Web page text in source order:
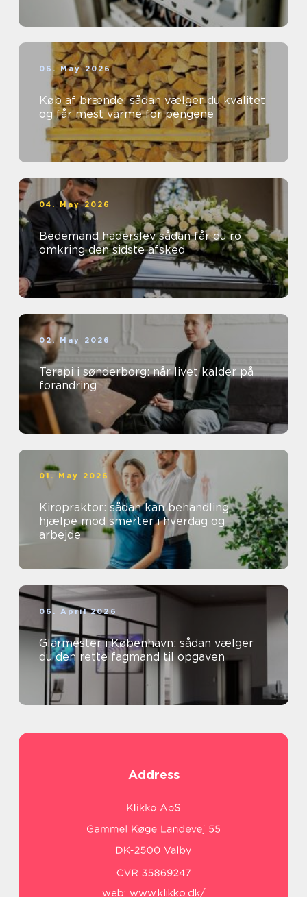
06. May 2026
Køb af brænde: sådan vælger du kvalitet
og får mest varme for pengene
04. May 2026
Bedemand haderslev sådan får du ro
omkring den sidste afsked
02. May 2026
Terapi i sønderborg: når livet kalder på
forandring
01. May 2026
Kiropraktor: sådan kan behandling
hjælpe mod smerter i hverdag og
arbejde
06. April 2026
Glarmester i København: sådan vælger
du den rette fagmand til opgaven
Address
web: www.klikko.dk/